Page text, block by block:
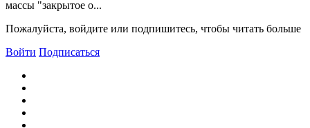
массы "закрытое о...
Пожалуйста, войдите или подпишитесь, чтобы читать больше
Войти Подписаться